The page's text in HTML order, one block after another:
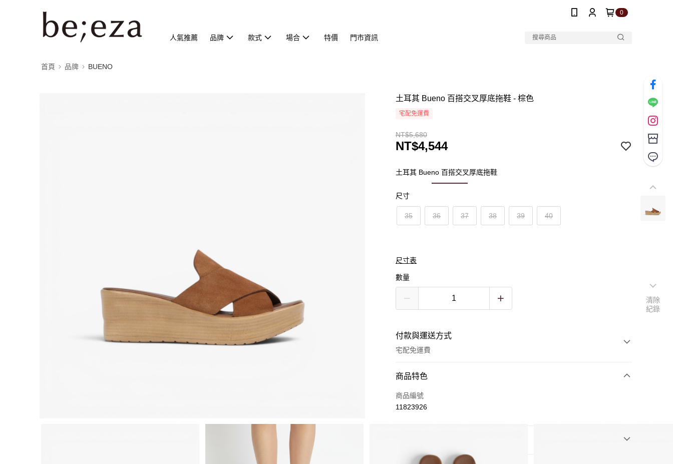
0
人氣推薦 品牌 款式 場合 特價 門市資訊
首頁 品牌 BUENO
土耳其 Bueno 百搭交叉厚底拖鞋 - 棕色
宅配免運費
NT$5,680
NT$4,544
土耳其 Bueno 百搭交叉厚底拖鞋
尺寸
35 36 37 38 39 40
尺寸表
數量
付款與運送方式
宅配免運費
付款方式
信用卡一次付款
商品特色
商品編號
11823926
BUENO
清除
紀錄